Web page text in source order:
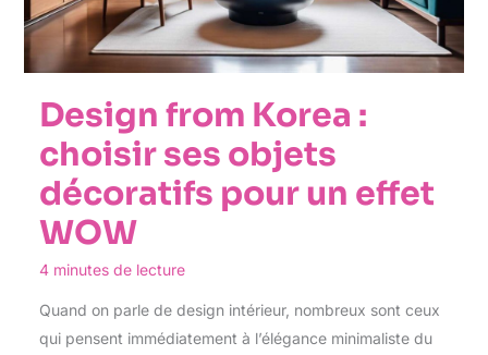
Design from Korea :
choisir ses objets
décoratifs pour un effet
WOW
4 minutes de lecture
Quand on parle de design intérieur, nombreux sont ceux
qui pensent immédiatement à l’élégance minimaliste du